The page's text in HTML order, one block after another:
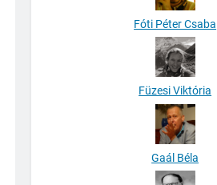
Fóti Péter Csaba
Füzesi Viktória
Gaál Béla